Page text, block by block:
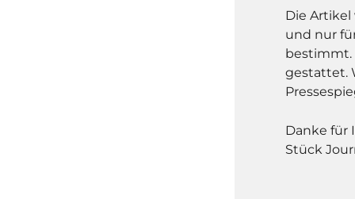
Die
und nur
bestimmt.
gestattet.
Danke für
Stück